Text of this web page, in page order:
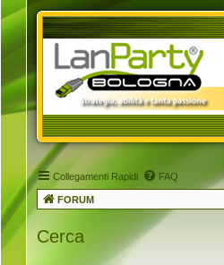
Collegamenti Rapidi FAQ
FORUM
Cerca